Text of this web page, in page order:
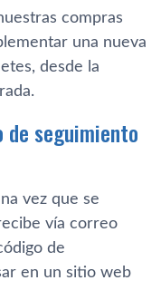
compras
una nueva
desde la
de seguimiento
vez que se
vía correo
de
en un sitio web